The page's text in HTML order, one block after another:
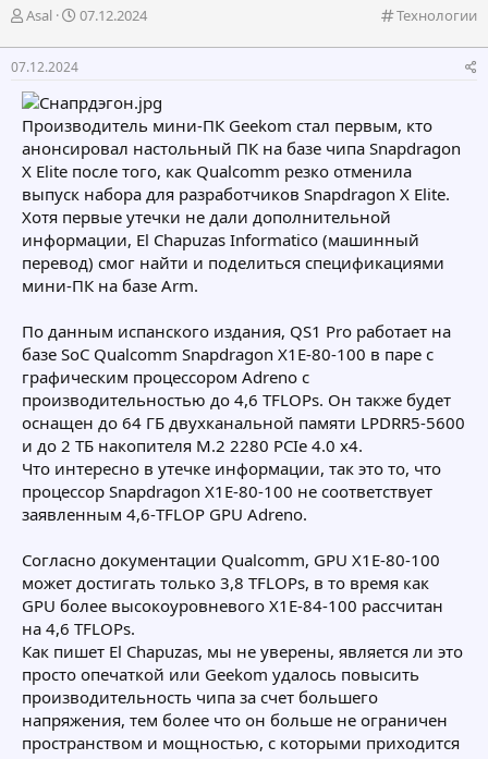
К
т
р
и
я
Технологии
А
т
о
р
т
е
м
ы
Asal
Д
т
а
ч
а
л
а
07.12.2024
07.12.2024
Производитель мини-ПК Geekom стал первым, кто
анонсировал настольный ПК на базе чипа Snapdragon
X Elite после того, как Qualcomm резко отменила
выпуск набора для разработчиков Snapdragon X Elite.
Хотя первые утечки не дали дополнительной
информации, El Chapuzas Informatico (машинный
перевод) смог найти и поделиться спецификациями
мини-ПК на базе Arm.
По данным испанского издания, QS1 Pro работает на
базе SoC Qualcomm Snapdragon X1E-80-100 в паре с
графическим процессором Adreno с
производительностью до 4,6 TFLOPs. Он также будет
оснащен до 64 ГБ двухканальной памяти LPDRR5-5600
и до 2 ТБ накопителя M.2 2280 PCIe 4.0 x4.
Что интересно в утечке информации, так это то, что
процессор Snapdragon X1E-80-100 не соответствует
заявленным 4,6-TFLOP GPU Adreno.
Согласно документации Qualcomm, GPU X1E-80-100
может достигать только 3,8 TFLOPs, в то время как
GPU более высокоуровневого X1E-84-100 рассчитан
на 4,6 TFLOPs.
Как пишет El Chapuzas, мы не уверены, является ли это
просто опечаткой или Geekom удалось повысить
производительность чипа за счет большего
напряжения, тем более что он больше не ограничен
пространством и мощностью, с которыми приходится